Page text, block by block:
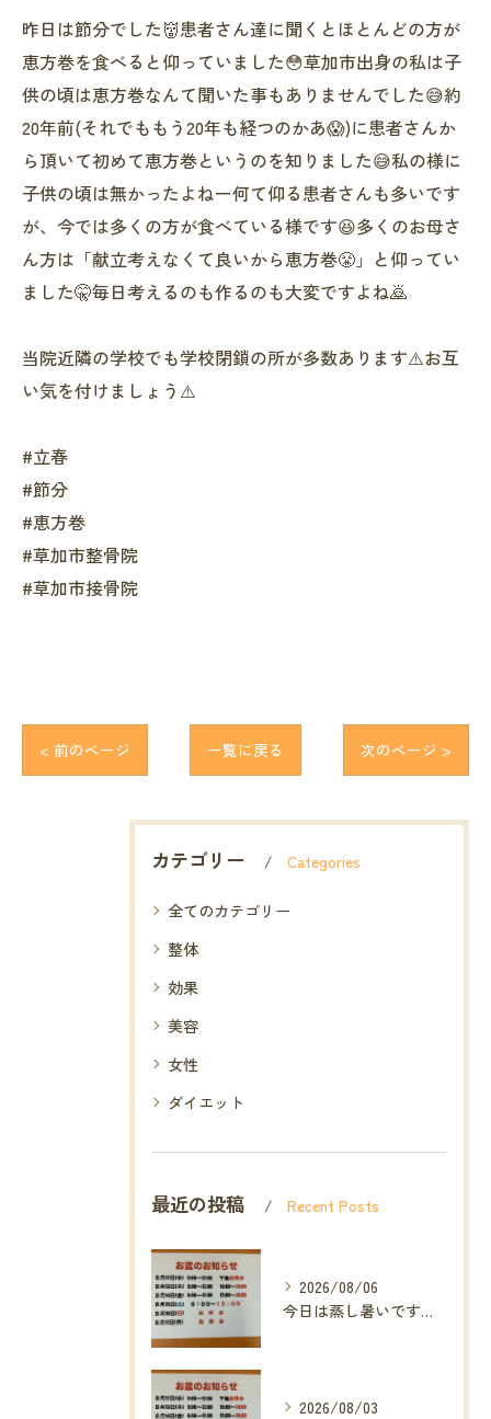
昨日は節分でした👹患者さん達に聞くとほとんどの方が
恵方巻を食べると仰っていました😳草加市出身の私は子
供の頃は恵方巻なんて聞いた事もありませんでした😅約
20年前(それでももう20年も経つのかあ😱)に患者さんか
ら頂いて初めて恵方巻というのを知りました😅私の様に
子供の頃は無かったよねー何て仰る患者さんも多いです
が、今では多くの方が食べている様です😆多くのお母さ
ん方は「献立考えなくて良いから恵方巻😤」と仰ってい
ました🤫毎日考えるのも作るのも大変ですよね🙇
当院近隣の学校でも学校閉鎖の所が多数あります⚠️お互
い気を付けましょう⚠️
#立春
#節分
#恵方巻
#草加市整骨院
#草加市接骨院
< 前のページ 一覧に戻る 次のページ >
カテゴリー Categories
全てのカテゴリー
整体
効果
美容
女性
ダイエット
最近の投稿 Recent Posts
2026/08/06
今日は蒸し暑いですね🥵ありがたい事に今年の草加市は
2026/08/03